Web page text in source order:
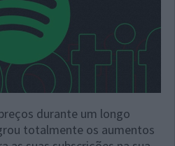
durante um longo
totalmente os aumentos